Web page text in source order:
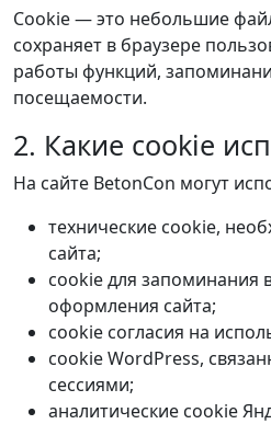
Cookie — это небольшие
сохраняет в браузере
работы функций,
посещаемости.
2. Какие cookie
На сайте BetonCon могут
технические cookie,
сайта;
cookie для запоминания
оформления сайта;
cookie согласия на
cookie WordPress,
сессиями;
аналитические cookie